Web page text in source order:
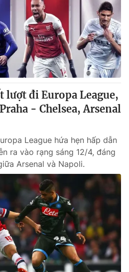
thức nếu không có sự chấp
nguồn VTV.vn khi phát hành lại
lượt đi Europa League,
- Chelsea, Arsenal
League hứa hẹn hấp dẫn
ra vào rạng sáng 12/4, đáng
Arsenal và Napoli.